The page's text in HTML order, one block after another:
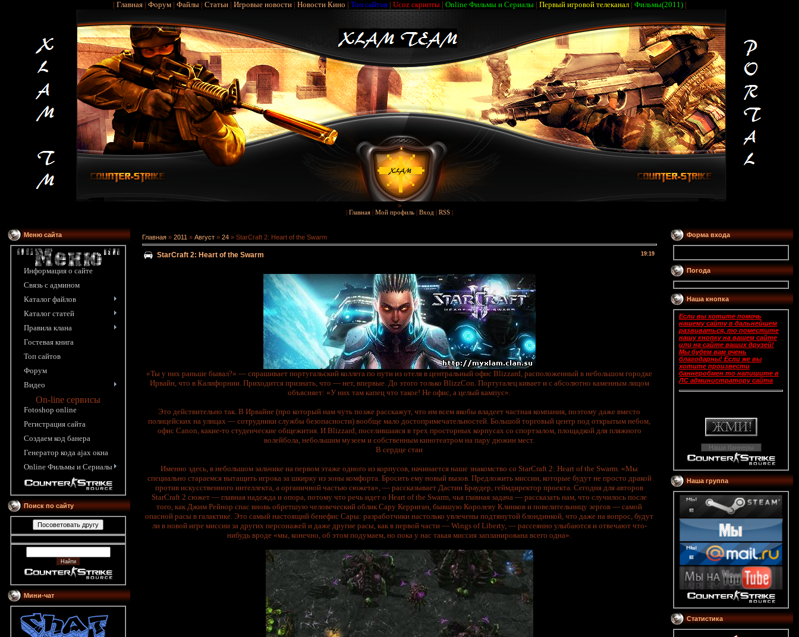
| Главная| Форум| Файлы| Статьи| Игровые новости| Новости Кино | Топ сайтов| Ucoz скрипты| Online Фильмы и Сериалы| Первый игровой телеканал| Фильмы(2011)|
>
Главная Мой профиль Вход RSS
Меню сайта
Информация o сайте
Связь с админом
Каталог файлов
Каталог статей
Правила клана
Гостевая книга
Топ сайтов
Форум
Видео
On-line сервисы
Fotoshop online
Pегистрация сайта
Создаем код банера
Генератор кода ajax окна
Online Фильмы и Сериалы
Поиск по сайту
Мини-чат
Главная » 2011 » Август » 24 » StarCraft 2: Heart of the Swarm
19:19
StarCraft 2: Heart of the Swarm
«Ты у них раньше бывал?» — спрашивает португальский коллега по пути из отеля в центральный офис Blizzard, расположенный в небольшом городке
Ирвайн, что в Калифорнии. Приходится признать, что — нет, впервые. До этого только BlizzCon. Португалец кивает и с абсолютно каменным лицом
объясняет: «У них там капец что такое! Не офис, а целый кампус».
Это действительно так. В Ирвайне (про который нам чуть позже расскажут, что им всем якобы владеет частная компания, поэтому даже вместо
полицейских на улицах — сотрудники службы безопасности) вообще мало достопримечательностей. Большой торговый центр под открытым небом,
офис Canon, какие-то студенческие общежития. И Blizzard, поселившаяся в трех просторных корпусах со спортзалом, площадкой для пляжного
волейбола, небольшим музеем и собственным кинотеатром на пару дюжин мест.
В сердце стаи
Именно здесь, в небольшом зальчике на первом этаже одного из корпусов, начинается наше знакомство со StarCraft 2: Heart of the Swarm. «Мы
специально стараемся вытащить игрока за шкирку из зоны комфорта. Бросить ему новый вызов. Предложить миссии, которые будут не просто дракой
против искусственного интеллекта, а органичной частью сюжета», — рассказывает Дастин Браудер, геймдиректор проекта. Сегодня для авторов
StarCraft 2 сюжет — главная надежда и опора, потому что речь идет о Heart of the Swarm, чья главная задача — рассказать нам, что случилось после
того, как Джим Рейнор спас вновь обретшую человеческий облик Сару Керриган, бывшую Королеву Клинков и повелительницу зергов — самой
опасной расы в галактике. Это самый настоящий бенефис Сары: разработчики настолько увлечены подтянутой блондинкой, что даже на вопрос, будут
ли в новой игре миссии за других персонажей и даже другие расы, как в первой части — Wings of Liberty, — рассеянно улыбаются и отвечают что-
нибудь вроде «мы, конечно, об этом подумаем, но пока у нас такая миссия запланирована всего одна».
Форма входа
Погода
Наша кнопка
Если вы хотите помочь
нашему сайту в дальнейшем
развиваться, то поместите
нашу кнопку на вашем сайте
или на сайте ваших друзей!
Мы будем вам очень
благодарны! Если же вы
хотите произвести
баннеробмен то напишите в
ЛС администратору сайта
Наши баннеры
Нашa группa
Статистика